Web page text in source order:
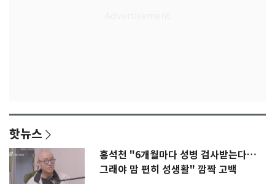
핫뉴스
홍석천 "6개월마다 성병 검사받는다…
그래야 맘 편히 성생활" 깜짝 고백